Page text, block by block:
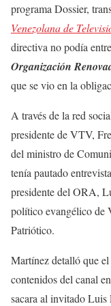
programa Dossier,
Venezolana de
directiva no podía
Organización
que se vio en la
A través de la red
presidente de VTV,
del ministro de
tenía pautado
presidente del ORA,
político evangélico de
Patriótico.
Martínez detalló que el
contenidos del canal
sacara al invitado Luis